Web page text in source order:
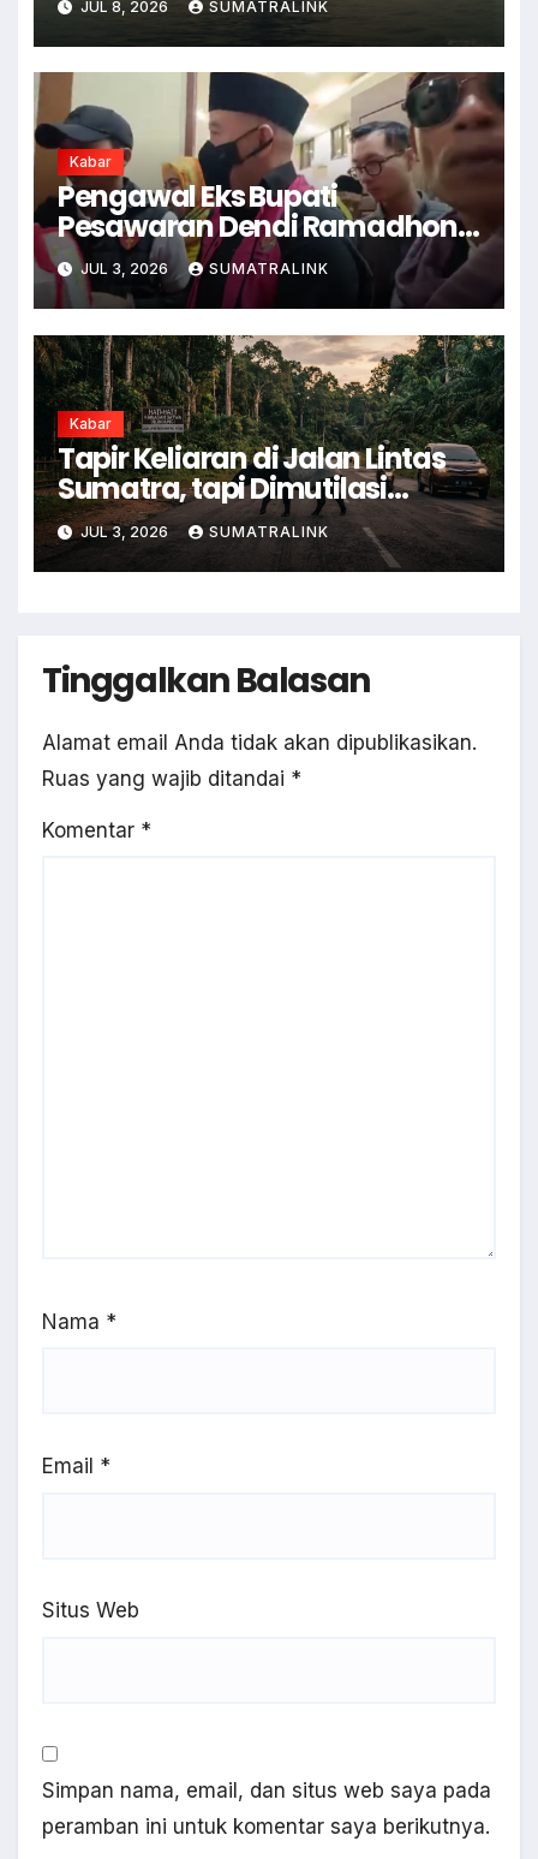
JUL 8, 2026 SUMATRALINK
Kabar
Pengawal Eks Bupati
Pesawaran Dendi Ramadhona
Pukul Kamera Wartawan
JUL 3, 2026 SUMATRALINK
Kabar
Tapir Keliaran di Jalan Lintas
Sumatra, tapi Dimutilasi
Warga
JUL 3, 2026 SUMATRALINK
Tinggalkan Balasan
Alamat email Anda tidak akan dipublikasikan.
Ruas yang wajib ditandai *
Komentar *
Nama *
Email *
Situs Web
Simpan nama, email, dan situs web saya pada
peramban ini untuk komentar saya berikutnya.